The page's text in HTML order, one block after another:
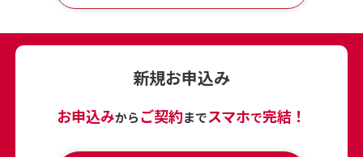
新規お申込み
お申込みからご契約までスマホで完結！